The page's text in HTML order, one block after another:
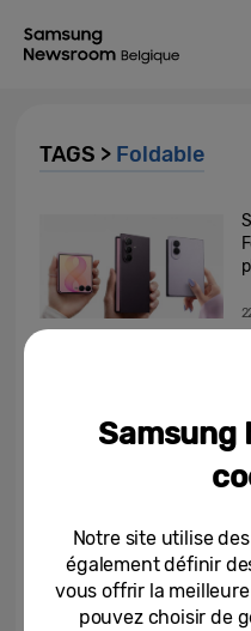
TAGS > Foldable
Samsung
Notre site utilise
également définir
vous offrir la
pouvez choisir de